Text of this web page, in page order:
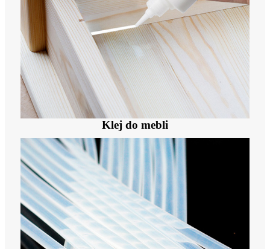
Klej do mebli